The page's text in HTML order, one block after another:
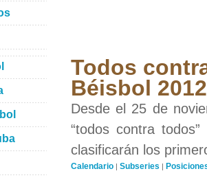
Todos
Béisbol
Desde el 25 de
“todos contra
clasificarán los
Calendario | Subseries |